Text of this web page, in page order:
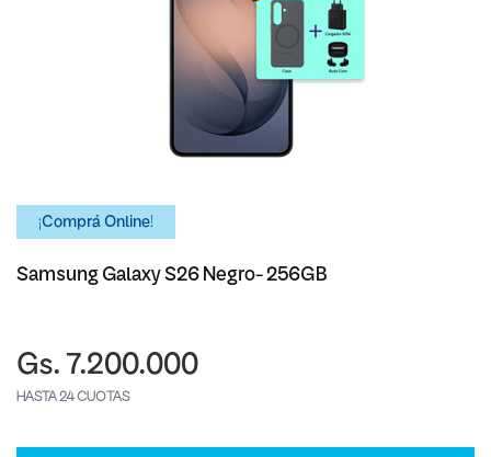
¡Comprá Online!
Samsung Galaxy S26 Negro- 256GB
Gs. 7.200.000
HASTA 24 CUOTAS